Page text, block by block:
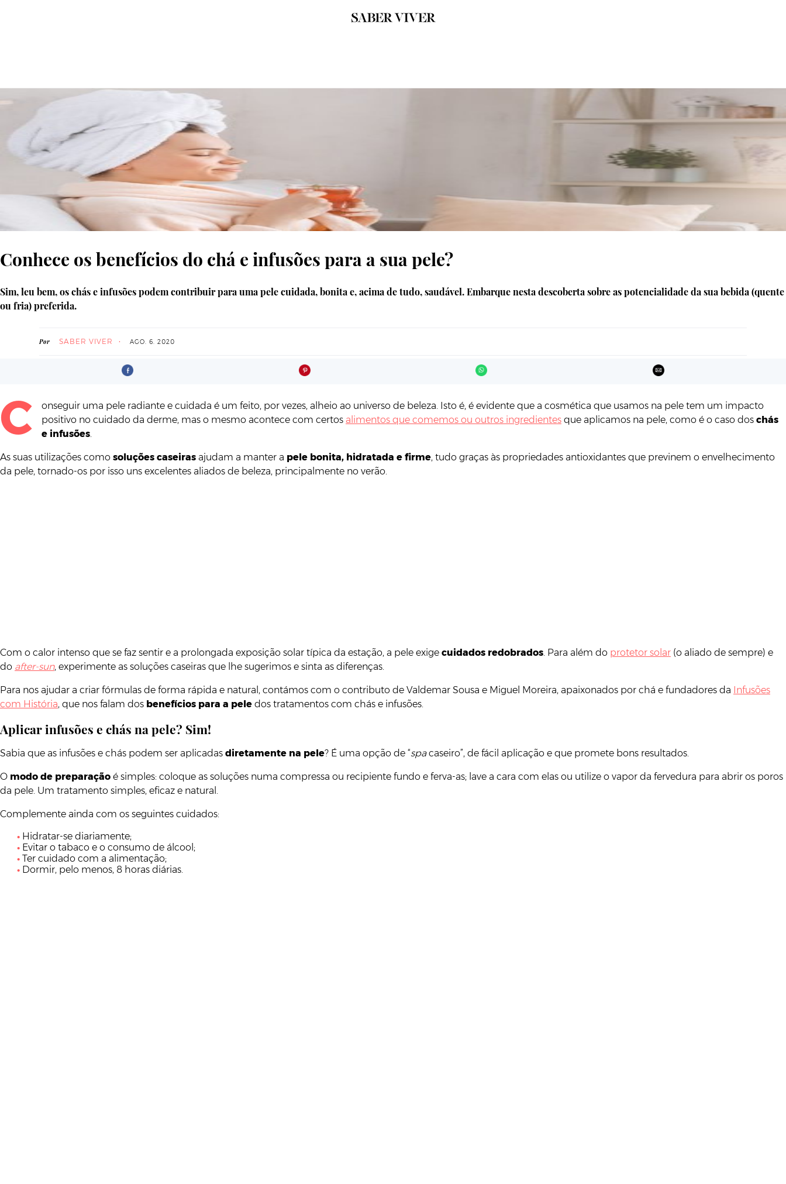
© GettyImages
Conhece os benefícios do chá e infusões para a sua pele?
Sim, leu bem, os chás e infusões podem contribuir para uma pele cuidada, bonita e, acima de tudo, saudável. Embarque nesta descoberta sobre as potencialidade da sua bebida (quente
ou fria) preferida.
Por SABER VIVER AGO. 6. 2020
C
onseguir uma pele radiante e cuidada é um feito, por vezes, alheio ao universo de beleza. Isto é, é evidente que a cosmética que usamos na pele tem um impacto
positivo no cuidado da derme, mas o mesmo acontece com certos alimentos que comemos ou outros ingredientes que aplicamos na pele, como é o caso dos chás
e infusões
As suas utilizações como soluções caseiras ajudam a manter a pele bonita, hidratada e firme, tudo graças às propriedades antioxidantes que previnem o envelhecimento
da pele, tornado-os por isso uns excelentes aliados de beleza, principalmente no verão.
Com o calor intenso que se faz sentir e a prolongada exposição solar típica da estação, a pele exige cuidados redobrados . Para além do protetor solar (o aliado de sempre) e
do after-sun, experimente as soluções caseiras que lhe sugerimos e sinta as diferenças.
Para nos ajudar a criar fórmulas de forma rápida e natural, contámos com o contributo de Valdemar Sousa e Miguel Moreira, apaixonados por chá e fundadores da Infusões
com História, que nos falam dos benefícios para a pele dos tratamentos com chás e infusões.
Aplicar infusões e chás na pele? Sim!
Sabia que as infusões e chás podem ser aplicadas diretamente na pele? É uma opção de “spacaseiro”, de fácil aplicação e que promete bons resultados.
O modo de preparação é simples: coloque as soluções numa compressa ou recipiente fundo e ferva-as; lave a cara com elas ou utilize o vapor da fervedura para abrir os poros
da pele. Um tratamento simples, eficaz e natural.
Complemente ainda com os seguintes cuidados:
Hidratar-se diariamente;
Evitar o tabaco e o consumo de álcool;
Ter cuidado com a alimentação;
Dormir, pelo menos, 8 horas diárias.